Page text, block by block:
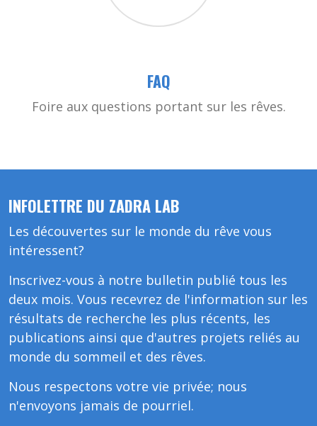
FAQ
Foire aux questions portant sur les rêves.
INFOLETTRE DU ZADRA LAB
Les découvertes sur le monde du rêve vous
intéressent?
Inscrivez-vous à notre bulletin publié tous les
deux mois. Vous recevrez de l'information sur les
résultats de recherche les plus récents, les
publications ainsi que d'autres projets reliés au
monde du sommeil et des rêves.
Nous respectons votre vie privée; nous
n'envoyons jamais de pourriel.